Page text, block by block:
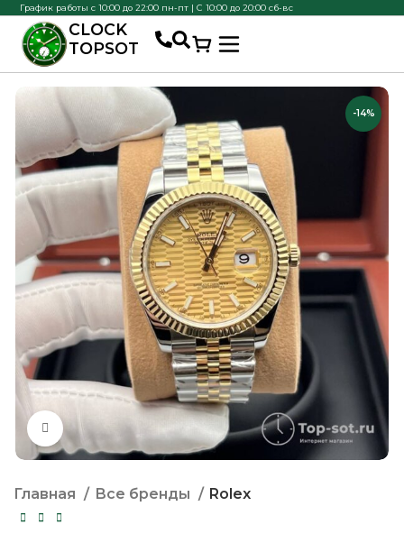
График работы с 10:00 до 22:00 пн-пт | С 10:00 до 20:00 сб-вс
CLOCK
TOPSOT
-14%
Нажмите, чтобы увеличить
Главная Все бренды Rolex